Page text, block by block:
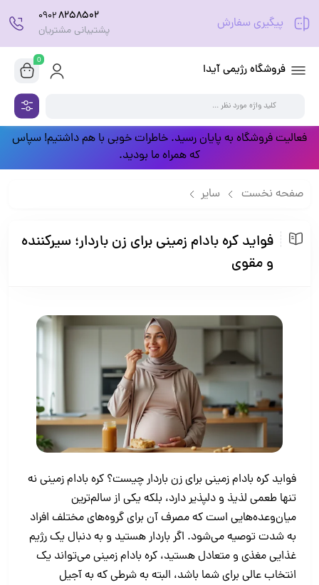
پیگیری سفارش 8258502
0902
پشتیبانی مشتریان
فروشگاه رژیمی آیدا
0
فعالیت فروشگاه به پایان رسید. خاطرات خوبی با هم داشتیم! سپاس
که همراه ما بودید.
صفحه نخست سایر
فواید کره بادام زمینی برای زن باردار‍؛ سیرکننده
و مقوی
فواید کره بادام زمینی برای زن باردار‍ چیست؟ کره بادام زمینی نه
‌تنها طعمی لذیذ و دلپذیر دارد، بلکه یکی از سالم‌ترین
میان‌وعده‌هایی است که مصرف آن برای گروه‌های مختلف افراد
به شدت توصیه می‌شود. اگر باردار هستید و به دنبال یک رژیم
غذایی مغذی و متعادل هستید، کره بادام زمینی می‌تواند یک
انتخاب عالی برای شما باشد، البته به شرطی که به آجیل